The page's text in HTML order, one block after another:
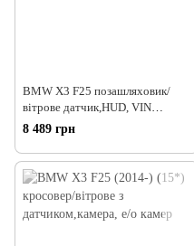
BMW Х3 F25 позашляховик/
вітрове датчик,HUD, VIN
Guardian б/у
8 489 грн